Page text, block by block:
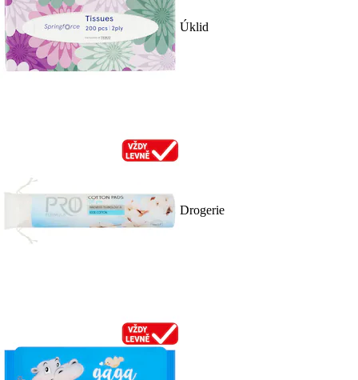
Úklid
Drogerie